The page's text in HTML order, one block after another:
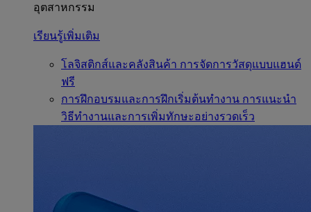
อุตสาหกรรม
เรียนรู้เพิ่มเติม
โลจิสติกส์และคลังสินค้า การจัดการวัสดุแบบแฮนด์
ฟรี
การฝึกอบรมและการฝึกเริ่มต้นทำงาน การแนะนำ
วิธีทำงานและการเพิ่มทักษะอย่างรวดเร็ว